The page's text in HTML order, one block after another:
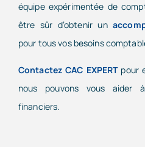
équipe expérimentée de
être sûr d’obtenir un
pour tous vos besoins
Contactez CAC EXPERTpour
nous pouvons vous aider
financiers.